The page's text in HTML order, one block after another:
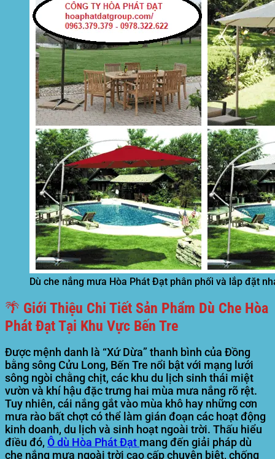
Dù che nắng mưa Hòa Phát Đạt phân phối và lắp đặt
🌴 Giới Thiệu Chi Tiết Sản Phẩm Dù Che Hòa
Phát Đạt Tại Khu Vực Bến Tre
Được mệnh danh là “Xứ Dừa” thanh bình của Đồng
bằng sông Cửu Long, Bến Tre nổi bật với mạng lưới
sông ngòi chằng chịt, các khu du lịch sinh thái miệt
vườn và khí hậu đặc trưng hai mùa mưa nắng rõ rệt.
Tuy nhiên, cái nắng gắt vào mùa khô hay những cơn
mưa rào bất chợt có thể làm gián đoạn các hoạt động
kinh doanh, du lịch và sinh hoạt ngoài trời. Thấu hiểu
điều đó, Ô dù Hòa Phát Đạt mang đến giải phápdù
che nắng mưa ngoài trời cao cấpchuyên biệt, chống